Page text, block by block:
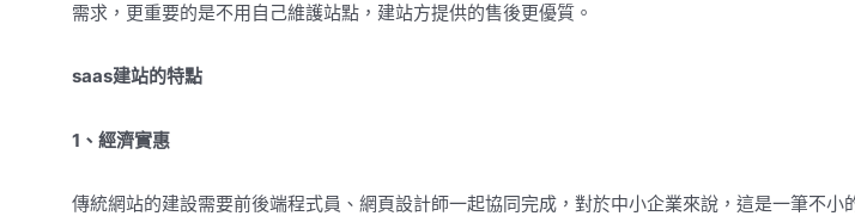
需求，更重要的是不用自己維護站點，建站方提供的售後更優質。
saas建站的特點
1、經濟實惠
傳統網站的建設需要前後端程式員、網頁設計師一起協同完成，對於中小企業來說，這是一筆不小